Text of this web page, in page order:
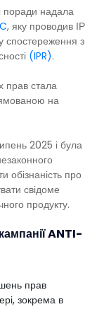
поради надала
, яку проводив ІР
спостереження з
(IPR).
прав стала
на
2025 і була
обізнаність про
свідоме
продукту.
ANTI-
прав
зокрема в